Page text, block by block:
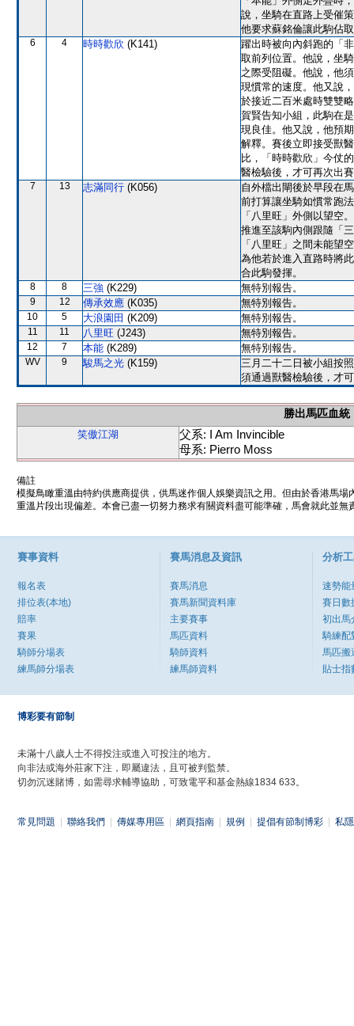
說，坐騎在直路上受催
他要求蘇銘倫讓此駒佔
6 4 時時歡欣 (K141)
躍出時被向內斜跑的「
取前列位置。他說，坐
之際受阻礙。他說，他
現慣常的速度。他又說
於接近二百米處時雙雙
賀賢告知小組，此駒在
現良佳。他又說，他預
解釋。賽後立即接受獸
比，「時時歡欣」今仗
醫檢驗後，才可再次出
7 13 志滿同行 (K056)
自外檔出閘後於早段在
前打算讓坐騎如慣常跑
「八里旺」外側以望空
推進至該駒內側跟隨「
「八里旺」之間未能望
為他若於進入直路時將
合此駒發揮。
8 8 三強 (K229) 無特別報告。
9 12 傳承效應 (K035) 無特別報告。
10 5 大浪園田 (K209) 無特別報告。
11 11 八里旺 (J243) 無特別報告。
12 7 本能 (K289) 無特別報告。
WV 9 駿馬之光 (K159)
三月二十二日被小組按
須通過獸醫檢驗後，才
勝出馬匹血統
笑傲江湖
父系: I Am Invincible
母系: Pierro Moss
備註
模擬鳥瞰重溫由特約供應商提供，供馬迷作個人娛樂資訊之用。但由於香港馬
重溫片段出現偏差。本會已盡一切努力務求有關資料盡可能準確，馬會就此並
賽事資料
報名表
排位表(本地)
賠率
賽果
騎師分場表
練馬師分場表
賽馬消息及資訊
賽馬消息
賽馬新聞資料庫
主要賽事
馬匹資料
騎師資料
練馬師資料
分析
速勢能
賽日數
初出馬
騎練配
馬匹搬
貼士指
博彩要有節制
未滿十八歲人士不得投注或進入可投注的地方。
向非法或海外莊家下注，即屬違法，且可被判監禁。
切勿沉迷賭博，如需尋求輔導協助，可致電平和基金熱線1834 633。
常見問題 聯絡我們 傳媒專用區 網頁指南 規例 提倡有節制博彩 私